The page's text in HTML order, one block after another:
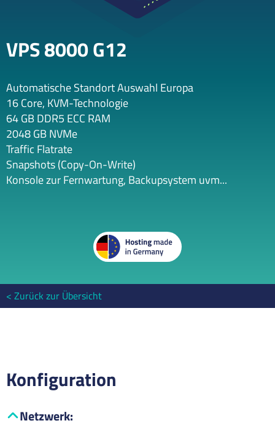
VPS 8000 G12
Automatische Standort Auswahl Europa
16 Core, KVM-Technologie
64 GB DDR5 ECC RAM
2048 GB NVMe
Traffic Flatrate
Snapshots (Copy-On-Write)
Konsole zur Fernwartung, Backupsystem uvm...
Zurück zur Übersicht
Konfiguration
Netzwerk: